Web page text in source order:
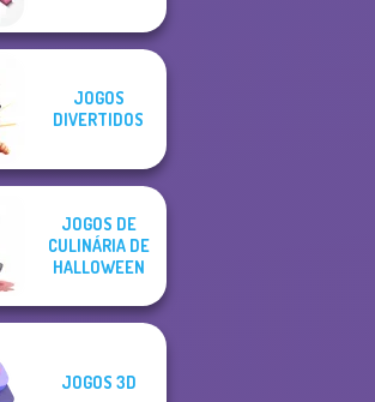
JOGOS
DIVERTIDOS
JOGOS DE
CULINÁRIA DE
HALLOWEEN
JOGOS 3D